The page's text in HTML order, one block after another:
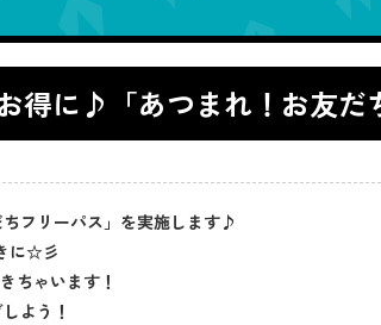
得に♪「あつまれ！お友だ
フリーパス」を実施します♪
に☆彡
ちゃいます！
よう！